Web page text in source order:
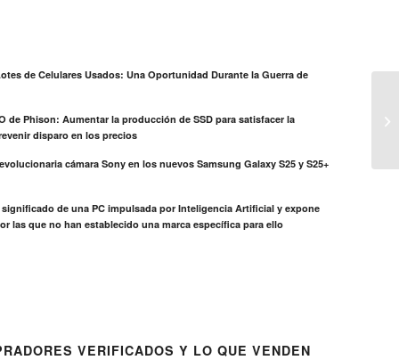
de Celulares Usados: Una Oportunidad Durante la Guerra de
de Phison: Aumentar la producción de SSD para satisfacer la
disparo en los precios
cámara Sony en los nuevos Samsung Galaxy S25 y S25+
significado de una PC impulsada por Inteligencia Artificial y expone
las que no han establecido una marca específica para ello
VERIFICADOS Y LO QUE VENDEN